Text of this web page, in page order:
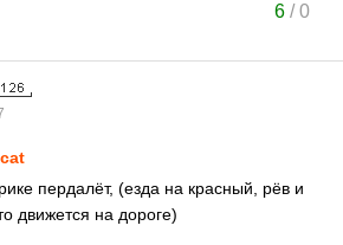
6/0
пердалёт, (езда на красный, рёв и
движется на дороге)